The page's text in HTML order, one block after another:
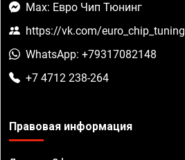
Max: Евро Чип Тюнинг
https://vk.com/euro_chip_tuning
WhatsApp: +79317082148
+7 4712 238-264
Правовая информация